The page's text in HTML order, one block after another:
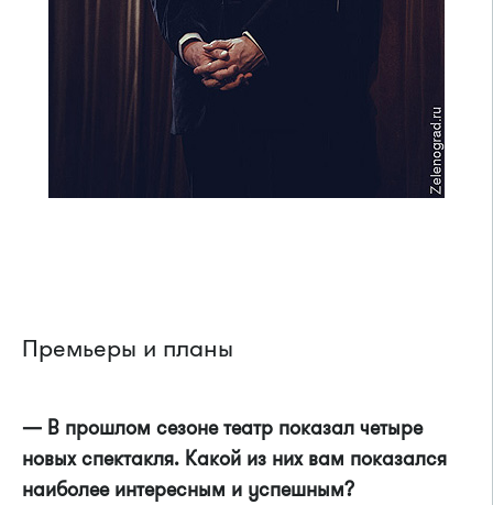
Премьеры и планы
— В прошлом сезоне театр показал четыре
новых спектакля. Какой из них вам показался
наиболее интересным и успешным?